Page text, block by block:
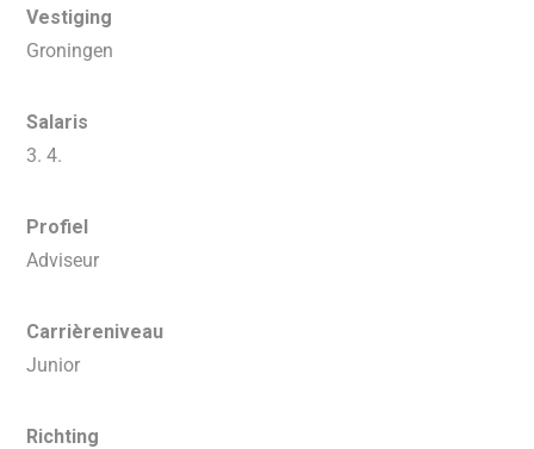
Vestiging
Groningen
Salaris
3. 4.
Profiel
Adviseur
Carrièreniveau
Junior
Richting